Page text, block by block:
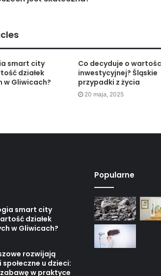
smart city
działek
w Gliwicach?
Co decyduje o
inwestycyjnej? Śląskie
przypadki z życia
20 maja, 2025
smart city
działek
w Gliwicach?
rozwijają
u dzieci:
w praktyce
Popularne